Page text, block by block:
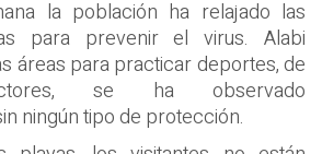
la población ha relajado las
para prevenir el virus. Alabi
áreas para practicar deportes, de
se ha observado
ningún tipo de protección.